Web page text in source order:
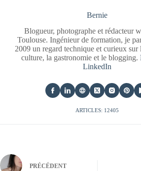
Bernie
Blogueur, photographe et rédacteur
Toulouse. Ingénieur de formation, je
2009 un regard technique et curieux sur
culture, la gastronomie et le blogging.
LinkedIn
ARTICLES: 12405
PRÉCÉDENT